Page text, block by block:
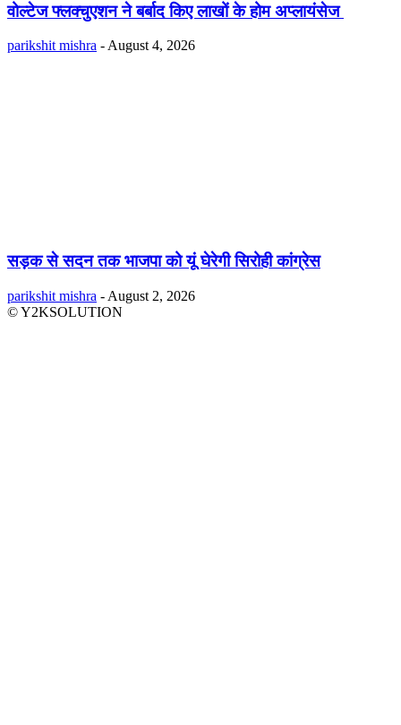
वोल्टेज फ्लक्चुएशन ने बर्बाद किए लाखों के होम अप्लायंसेज
parikshit mishra - August 4, 2026
सड़क से सदन तक भाजपा को यूं घेरेगी सिरोही कांग्रेस
parikshit mishra - August 2, 2026
© Y2KSOLUTION